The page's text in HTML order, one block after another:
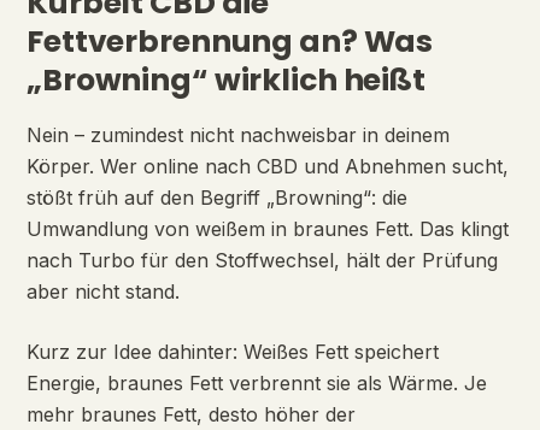
Fettverbrennung an? Was
„Browning“ wirklich heißt
Nein – zumindest nicht nachweisbar in deinem
Körper. Wer online nach CBD und Abnehmen sucht,
stößt früh auf den Begriff „Browning“: die
Umwandlung von weißem in braunes Fett. Das klingt
nach Turbo für den Stoffwechsel, hält der Prüfung
aber nicht stand.
Kurz zur Idee dahinter: Weißes Fett speichert
Energie, braunes Fett verbrennt sie als Wärme. Je
mehr braunes Fett, desto höher der